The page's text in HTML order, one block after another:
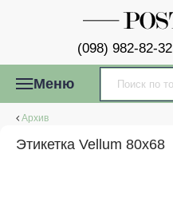
(098) 982-82-32
Меню
Архив
Этикетка Vellum 80x68